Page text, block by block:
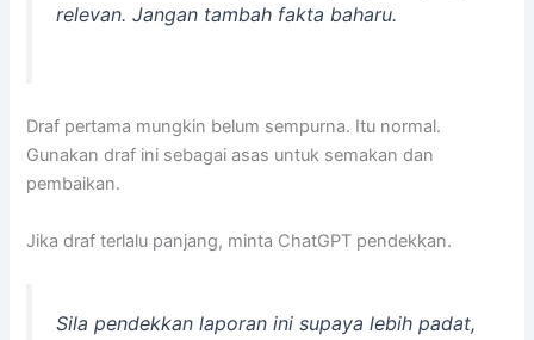
relevan. Jangan tambah fakta baharu.
Draf pertama mungkin belum sempurna. Itu normal.
Gunakan draf ini sebagai asas untuk semakan dan
pembaikan.
Jika draf terlalu panjang, minta ChatGPT pendekkan.
Sila pendekkan laporan ini supaya lebih padat,